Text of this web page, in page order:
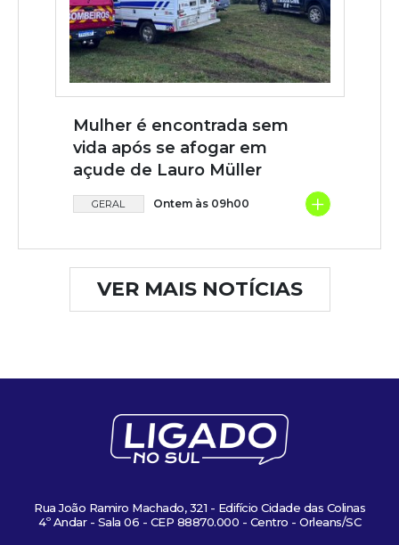
Mulher é encontrada sem
vida após se afogar em
açude de Lauro Müller
GERAL Ontem às 09h00 +
VER MAIS NOTÍCIAS
Rua João Ramiro Machado, 321 - Edifício Cidade das Colinas
4º Andar - Sala 06 - CEP 88870.000 - Centro - Orleans/SC